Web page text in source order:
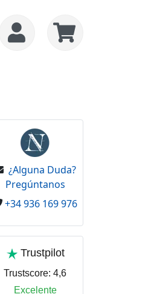
¿Alguna Duda?
Pregúntanos
+34 936 169 976
Trustpilot
Trustscore: 4,6
Excelente